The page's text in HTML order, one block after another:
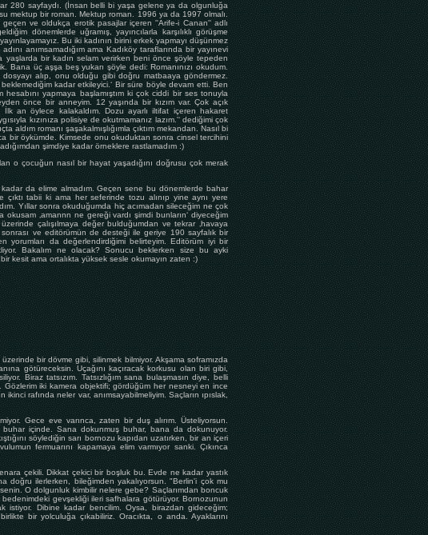
280 sayfaydı. (İnsan belli bi yaşa gelene ya da olgunluğa
mektup bir roman. Mektup roman. 1996 ya da 1997 olmalı.
ve oldukça erotik pasajlar içeren ''Arife-i Canan'' adlı
dönemlerde uğramış, yayıncılarla karşılıklı görüşme
Bu iki kadının birini erkek yapmayı düşünmez
anımsamadığım ama Kadıköy taraflarında bir yayınevi
yaşlarda bir kadın selam verirken beni önce şöyle tepeden
Bana üç aşşa beş yukarı şöyle dedi: Romanınızı okudum.
alıp, onu olduğu gibi doğru matbaaya göndermez.
kadar etkileyici.‘ Bir süre böyle devam etti. Ben
yapmaya başlamıştım ki çok ciddi bir ses tonuyla
önce bir anneyim. 12 yaşında bir kızım var. Çok açık
İlk an öylece kalakaldım. Dozu ayarlı iltifat içeren hakaret
kızınıza polisiye de okutmamanız lazım.'‘ dediğimi çok
aldım romanı şaşakalmışlığımla çıktım mekandan. Nasıl bi
bir öykümde. Kimsede onu okuduktan sonra cinsel tercihini
şimdiye kadar örneklere rastlamadım :)
o çocuğun nasıl bir hayat yaşadığını doğrusu çok merak
da elime almadım. Geçen sene bu dönemlerde bahar
çıktı tabii ki ama her seferinde tozu alınıp yine aynı yere
Yıllar sonra okuduğumda hiç acımadan sileceğim ne çok
‚amannn ne gereği vardı şimdi bunların‘ diyeceğim
çalışılmaya değer bulduğumdan ve tekrar ‚havaya
ve editörümün de desteği ile geriye 190 sayfalık bir
da değerlendirdiğimi belirteyim. Editörüm iyi bir
Bakalım ne olacak? Sonucu beklerken size bu ayki
kesit ama ortalıkta yüksek sesle okumayın zaten :)
üzerinde bir dövme gibi, silinmek bilmiyor. Akşama soframızda
götüreceksin. Uçağını kaçıracak korkusu olan biri gibi,
Biraz tatsızım. Tatsızlığım sana bulaşmasın diye, belli
Gözlerim iki kamera objektifi; gördüğüm her nesneyi en ince
rafında neler var, anımsayabilmeliyim. Saçların ıpıslak,
Gece eve varınca, zaten bir duş alırım. Üsteliyorsun.
buhar içinde. Sana dokunmuş buhar, bana da dokunuyor.
söylediğin sarı bornozu kapıdan uzatırken, bir an içeri
fermuarını kapamaya elim varmıyor sanki. Çıkınca
çekili. Dikkat çekici bir boşluk bu. Evde ne kadar yastık
doğru ilerlerken, bileğimden yakalıyorsun. "Berlin'i çok mu
O dolgunluk kimbilir nelere gebe? Saçlarımdan boncuk
gevşekliği ileri safhalara götürüyor. Bornozunun
istiyor. Dibine kadar bencilim. Oysa, birazdan gideceğim;
bir yolculuğa çıkabiliriz. Oracıkta, o anda. Ayaklarını